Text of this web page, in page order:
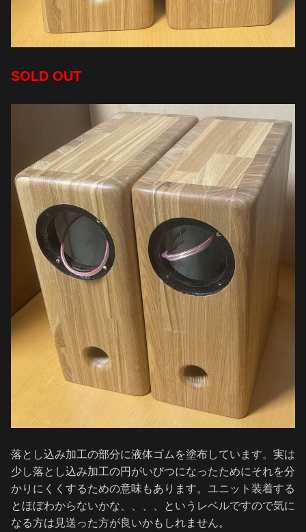
SOLD OUT
落とし込み加工の部分に液体ゴムを塗布しています。実は
少し落とし込み加工の円がいびつになったためにそれを分
かりにくくするための意味もあります。ユニット装着する
とほぼわからないかな、、、、というレベルですので気に
なる方は見送った方が良いかもしれません。